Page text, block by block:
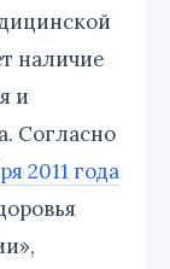
наличие
и
Согласно
2011 года